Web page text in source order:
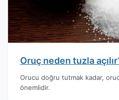
Oruç neden tuzla
Orucu doğru tutmak kadar,
önemlidir.